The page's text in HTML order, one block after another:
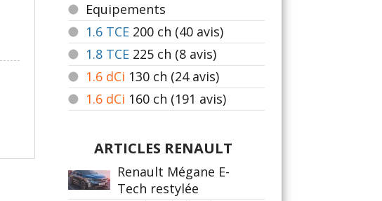
Equipements
1.6 TCE 200 ch (40 avis)
1.8 TCE 225 ch (8 avis)
1.6 dCi 130 ch (24 avis)
1.6 dCi 160 ch (191 avis)
ARTICLES RENAULT
Renault Mégane E-
Tech restylée